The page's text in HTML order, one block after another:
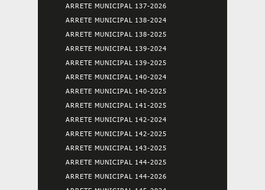
ARRETE MUNICIPAL 137-2026
ARRETE MUNICIPAL 138-2024
ARRETE MUNICIPAL 138-2025
ARRETE MUNICIPAL 139-2024
ARRETE MUNICIPAL 139-2025
ARRETE MUNICIPAL 140-2024
ARRETE MUNICIPAL 140-2025
ARRETE MUNICIPAL 141-2025
ARRETE MUNICIPAL 142-2024
ARRETE MUNICIPAL 142-2025
ARRETE MUNICIPAL 143-2025
ARRETE MUNICIPAL 144-2025
ARRETE MUNICIPAL 144-2026